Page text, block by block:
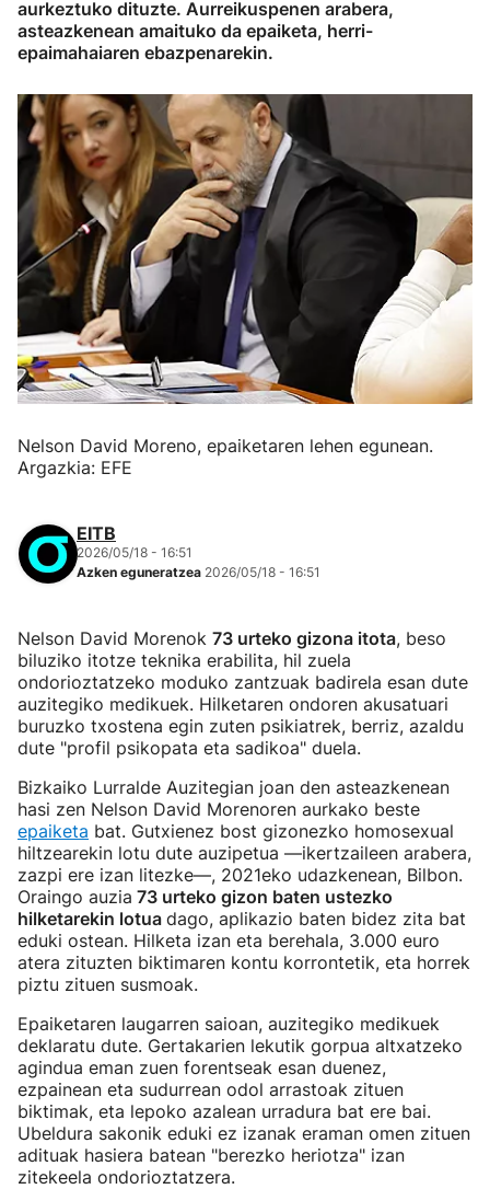
aurkeztuko dituzte. Aurreikuspenen arabera,
asteazkenean amaituko da epaiketa, herri-
epaimahaiaren ebazpenarekin.
Nelson David Moreno, epaiketaren lehen egunean.
Argazkia: EFE
EITB
2026/05/18 - 16:51
Azken eguneratzea 2026/05/18 - 16:51
Nelson David Morenok 73 urteko gizona itota, beso
biluziko itotze teknika erabilita, hil zuela
ondorioztatzeko moduko zantzuak badirela esan dute
auzitegiko medikuek. Hilketaren ondoren akusatuari
buruzko txostena egin zuten psikiatrek, berriz, azaldu
dute "profil psikopata eta sadikoa" duela.
Bizkaiko Lurralde Auzitegian joan den asteazkenean
hasi zen Nelson David Morenoren aurkako beste
epaiketa bat. Gutxienez bost gizonezko homosexual
hiltzearekin lotu dute auzipetua —ikertzaileen arabera,
zazpi ere izan litezke—, 2021eko udazkenean, Bilbon.
Oraingo auzia 73 urteko gizon baten ustezko
hilketarekin lotua dago, aplikazio baten bidez zita bat
eduki ostean. Hilketa izan eta berehala, 3.000 euro
atera zituzten biktimaren kontu korrontetik, eta horrek
piztu zituen susmoak.
Epaiketaren laugarren saioan, auzitegiko medikuek
deklaratu dute. Gertakarien lekutik gorpua altxatzeko
agindua eman zuen forentseak esan duenez,
ezpainean eta sudurrean odol arrastoak zituen
biktimak, eta lepoko azalean urradura bat ere bai.
Ubeldura sakonik eduki ez izanak eraman omen zituen
adituak hasiera batean "berezko heriotza" izan
zitekeela ondorioztatzera.